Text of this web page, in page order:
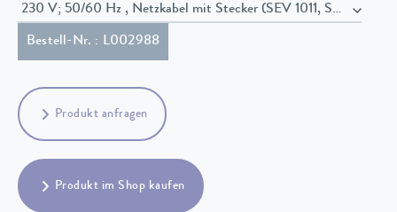
230 V; 50/60 Hz , Netzkabel mit Stecker (SEV 1011, SEV
Bestell-Nr. : L002988
Produkt anfragen
Produkt im Shop kaufen